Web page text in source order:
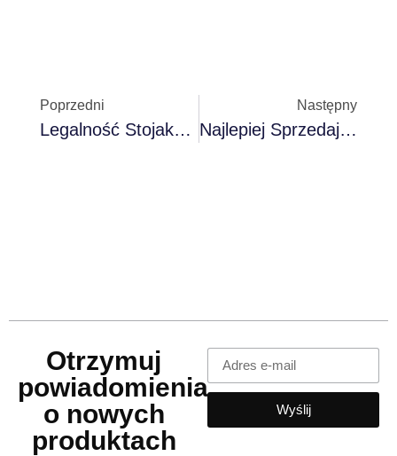
Poprzedni
Legalność Stojaków Rowerowych W Hiszpanii Według DGT W 2025 R.
Następny
Najlepiej Sprzedające Się Akcesoria Samochodowe Na Amazon UK W 2024 Roku: Dlaczego Wszyscy Je Kupują?
Otrzymuj
powiadomienia
o nowych
produktach
Wyślij